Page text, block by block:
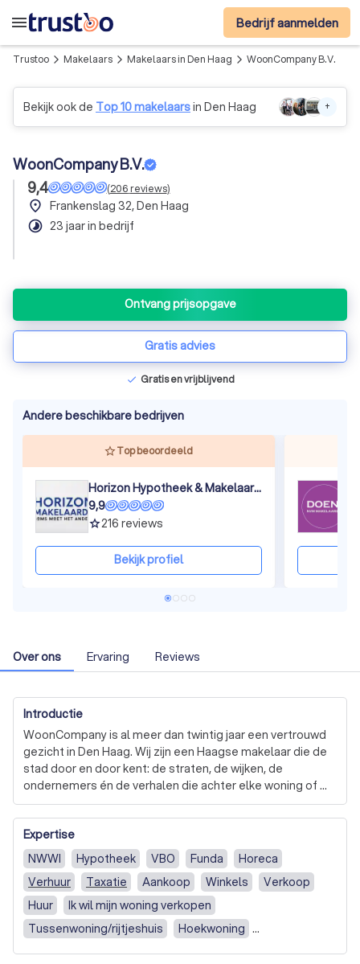
menu Bedrijf aanmelden
Trustoo arrow_forward_ios Makelaars arrow_forward_ios Makelaars in Den Haag arrow_forward_ios WoonCompany B.V.
Bekijk ook de Top 10 makelaarsin Den Haag +
WoonCompany B.V.
9,4
(206reviews)
place Frankenslag 32, Den Haag
timelapse 23 jaar in bedrijf
Ontvang prijsopgave
Gratis advies
check Gratis en vrijblijvend
Andere beschikbare bedrijven
Top beoordeeld
Horizon Hypotheek & Makelaardij
9,9
grade216 reviews
Bekijk profiel
Over ons Ervaring Reviews
Introductie
WoonCompany is al meer dan twintig jaar een vertrouwd
gezicht in Den Haag. Wij zijn een Haagse makelaar die de
stad door en door kent: de straten, de wijken, de
ondernemers én de verhalen die achter elke woning of
bedrijfsruimte schuilgaan.
In de makelaardij draait het om persoonlijk contact. Eerlijk
zakendoen en elkaar iets gunnen. Daarom zijn we
realistisch, vriendelijk én gedreven om voor iedere klant
het beste resultaat te behalen. Geen dure praatjes, maar
hard werken, duidelijke afspraken en een transparante
manier van communiceren.
Of het nu gaat om een appartement in het centrum, een
Expertise
NWWI
Hypotheek VBO Funda
Horeca
Verhuur
Taxatie Aankoop Winkels
Verkoop
Huur
Ik wil mijn woning verkopen
Tussenwoning/rijtjeshuis
Hoekwoning
Twee-onder-een-kap
Appartement